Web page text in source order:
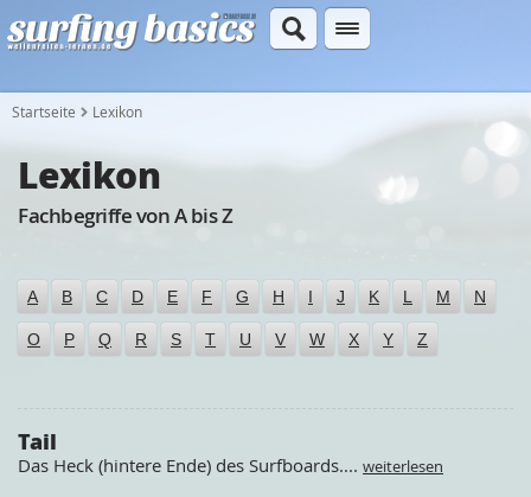
Startseite Lexikon
Lexikon
Fachbegriffe von A bis Z
A B C D E F G H I J K L M N
O P Q R S T U V W X Y Z
Tail
Das Heck (hintere Ende) des Surfboards.... weiterlesen